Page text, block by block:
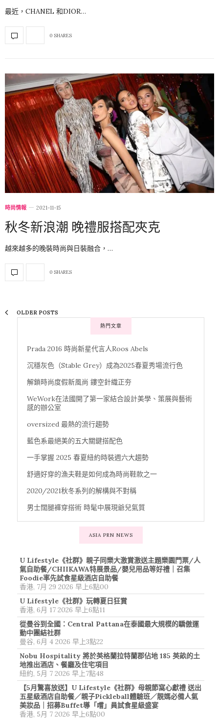
最近，CHANEL 和DIOR…
0 SHARES
時尚情報 2021-11-15
秋冬新浪潮 晚禮服搭配夾克
越來越多的晚裝時尚與日裝融合，…
0 SHARES
OLDER POSTS
熱門文章
Prada 2016 時尚新星代言人Roos Abels
沉穩灰色（Stable Grey）成為2025春夏秀場流行色
解鎖時尚度假新風尚 鏤空針織正夯
WeWork在法國開了第一家結合設計美學、策展與藝術
感的辦公室
oversized 最熱的流行趨勢
藍色系最絕美的五大關鍵搭配色
一手掌握 2025 春夏紐約時裝週六大趨勢
舒適好穿的漁夫鞋是如何成為時尚鞋款之一
2020/2021秋冬系列的解構與不對稱
男士闊腿褲穿搭術 時髦中展現爺兒氣質
ASIA PRN NEWS
U Lifestyle《社群》親子同樂大激賞激送主題樂園門票/人
氣自助餐/CHIIKAWA特展景品/嬰兒用品等好禮｜召集
Foodie率先試食星級酒店自助餐
香港, 7月 29 2026 早上6點00
U Lifestyle《社群》玩轉夏日狂賞
香港, 6月 17 2026 早上6點11
從曼谷到全國：Central Pattana在泰國最大規模的驕傲運
動中團結社群
曼谷, 6月 4 2026 早上3點22
Nobu Hospitality 將於英格蘭拉特蘭郡佔地 185 英畝的土
地推出酒店、餐廳及住宅項目
紐約, 5月 7 2026 早上7點48
【5月驚喜放送】U Lifestyle《社群》母親節窩心獻禮 送出
五星級酒店自助餐／親子Pickleball體驗班／靚媽必備人氣
美妝品｜招募Buffet導「嚐」員試食星級盛宴
香港, 5月 7 2026 早上6點00